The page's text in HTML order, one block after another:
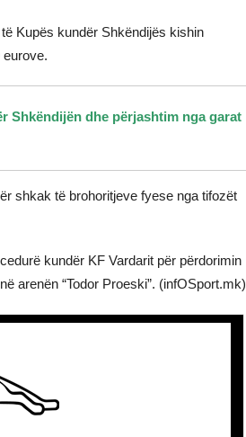
Kupës kundër Shkëndijës kishin
eurove.
Shkëndijën dhe përjashtim nga garat
shkak të brohoritjeve fyese nga tifozët
kundër KF Vardarit për përdorimin
arenën “Todor Proeski”. (infOSport.mk)